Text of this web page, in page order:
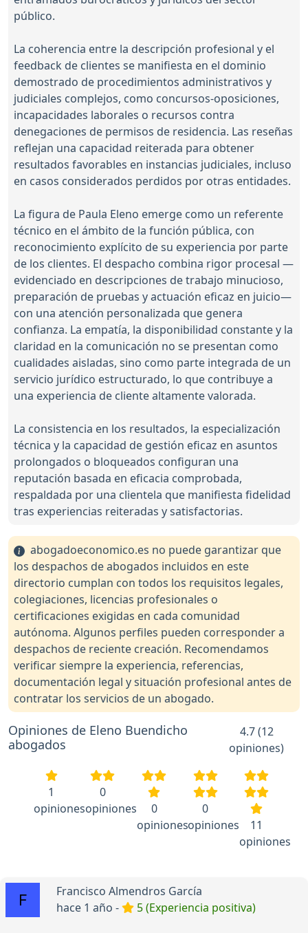
público.
La coherencia entre la descripción profesional y el
feedback de clientes se manifiesta en el dominio
demostrado de procedimientos administrativos y
judiciales complejos, como concursos-oposiciones,
incapacidades laborales o recursos contra
denegaciones de permisos de residencia. Las reseñas
reflejan una capacidad reiterada para obtener
resultados favorables en instancias judiciales, incluso
en casos considerados perdidos por otras entidades.
La figura de Paula Eleno emerge como un referente
técnico en el ámbito de la función pública, con
reconocimiento explícito de su experiencia por parte
de los clientes. El despacho combina rigor procesal —
evidenciado en descripciones de trabajo minucioso,
preparación de pruebas y actuación eficaz en juicio—
con una atención personalizada que genera
confianza. La empatía, la disponibilidad constante y la
claridad en la comunicación no se presentan como
cualidades aisladas, sino como parte integrada de un
servicio jurídico estructurado, lo que contribuye a
una experiencia de cliente altamente valorada.
La consistencia en los resultados, la especialización
técnica y la capacidad de gestión eficaz en asuntos
prolongados o bloqueados configuran una
reputación basada en eficacia comprobada,
respaldada por una clientela que manifiesta fidelidad
tras experiencias reiteradas y satisfactorias.
abogadoeconomico.es no puede garantizar que
los despachos de abogados incluidos en este
directorio cumplan con todos los requisitos legales,
colegiaciones, licencias profesionales o
certificaciones exigidas en cada comunidad
autónoma. Algunos perfiles pueden corresponder a
despachos de reciente creación. Recomendamos
verificar siempre la experiencia, referencias,
documentación legal y situación profesional antes de
contratar los servicios de un abogado.
Opiniones de Eleno Buendicho
abogados
4.7 (12
opiniones)
1
opiniones
0
opiniones
0
opiniones
0
opiniones
11
opiniones
Francisco Almendros García
hace 1 año -
5 (Experiencia positiva)